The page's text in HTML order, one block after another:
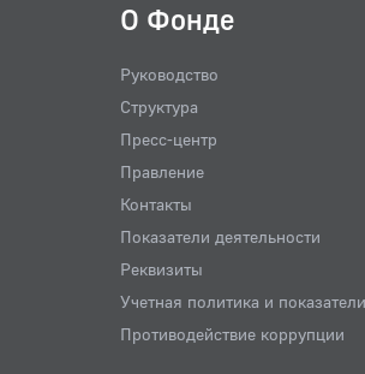
О Фонде
Руководство
Структура
Пресс-центр
Правление
Контакты
Показатели деятельности
Реквизиты
Учетная политика и
Противодействие коррупции